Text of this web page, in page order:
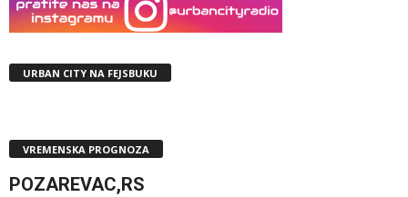
URBAN CITY NA FEJSBUKU
VREMENSKA PROGNOZA
POZAREVAC,RS